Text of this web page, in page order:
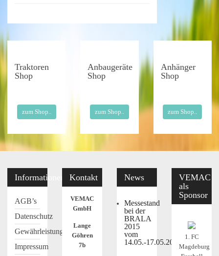
Traktoren
Shop
zum Shop..
Anbaugeräte
Shop
zum Shop..
Anhänger
Shop
zum Shop..
Informationen
AGB’s
Datenschutz
Gewährleistung
Impressum
Kontakt
VEMAC
GmbH
Lange
Göhren
7b
News
Messestand
bei der
BRALA
2015
vom
14.05.-17.05.2015
VEMAC
als
Sponsor
1. FC
Magdeburg